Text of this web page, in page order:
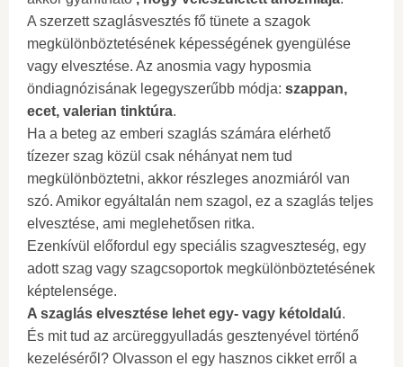
A szerzett szaglásvesztés fő tünete a szagok
megkülönböztetésének képességének gyengülése
vagy elvesztése. Az anosmia vagy hyposmia
öndiagnózisának legegyszerűbb módja: szappan,
ecet, valerian tinktúra.
Ha a beteg az emberi szaglás számára elérhető
tízezer szag közül csak néhányat nem tud
megkülönböztetni, akkor részleges anozmiáról van
szó. Amikor egyáltalán nem szagol, ez a szaglás teljes
elvesztése, ami meglehetősen ritka.
Ezenkívül előfordul egy speciális szagveszteség, egy
adott szag vagy szagcsoportok megkülönböztetésének
képtelensége.
A szaglás elvesztése lehet egy- vagy kétoldalú.
És mit tud az arcüreggyulladás gesztenyével történő
kezeléséről? Olvasson el egy hasznos cikket erről a